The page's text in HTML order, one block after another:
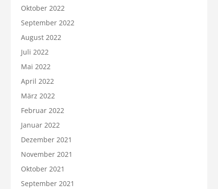
Oktober 2022
September 2022
August 2022
Juli 2022
Mai 2022
April 2022
März 2022
Februar 2022
Januar 2022
Dezember 2021
November 2021
Oktober 2021
September 2021